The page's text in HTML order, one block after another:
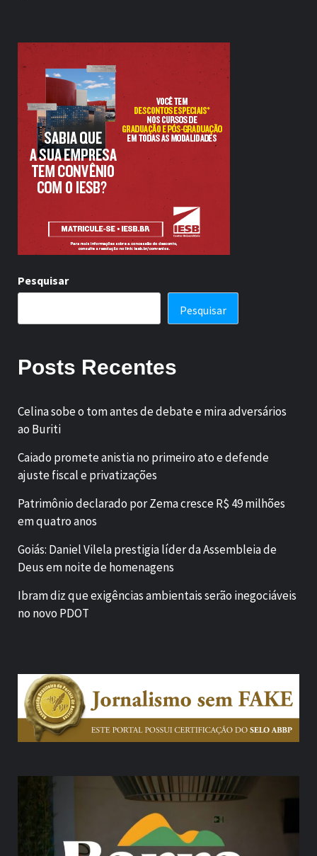
Pesquisar
Pesquisar
Posts Recentes
Celina sobe o tom antes de debate e mira adversários
ao Buriti
Caiado promete anistia no primeiro ato e defende
ajuste fiscal e privatizações
Patrimônio declarado por Zema cresce R$ 49 milhões
em quatro anos
Goiás: Daniel Vilela prestigia líder da Assembleia de
Deus em noite de homenagens
Ibram diz que exigências ambientais serão inegociáveis
no novo PDOT